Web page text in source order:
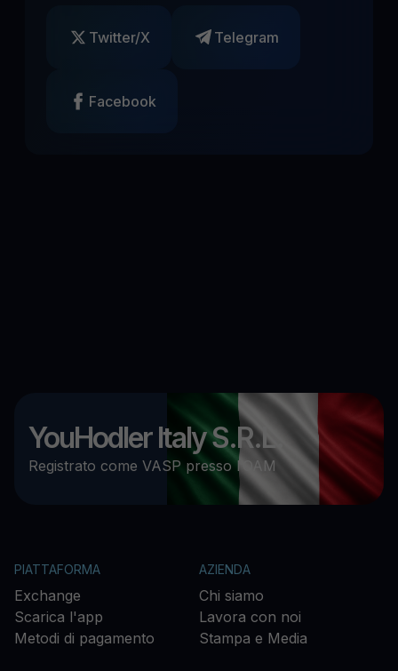
Twitter/X Telegram
Facebook
YouHodler Italy S.R.L.
Registrato come VASP presso l’OAM
PIATTAFORMA
Exchange
Scarica l'app
Metodi di pagamento
AZIENDA
Chi siamo
Lavora con noi
Stampa e Media